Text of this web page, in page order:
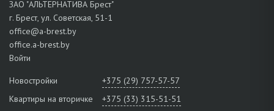
ЗАО "АЛЬТЕРНАТИВА Брест"
г. Брест, ул. Советская, 51-1
office@a-brest.by
office.a-brest.by
Войти
Новостройки
+375 (29) 757-57-57
Квартиры на вторичке
+375 (33) 315-51-51